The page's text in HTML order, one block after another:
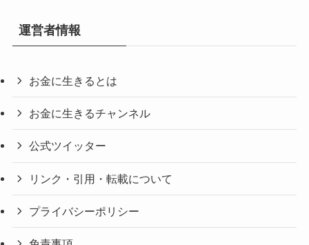
運営者情報
お金に生きるとは
お金に生きるチャンネル
公式ツイッター
リンク・引用・転載について
プライバシーポリシー